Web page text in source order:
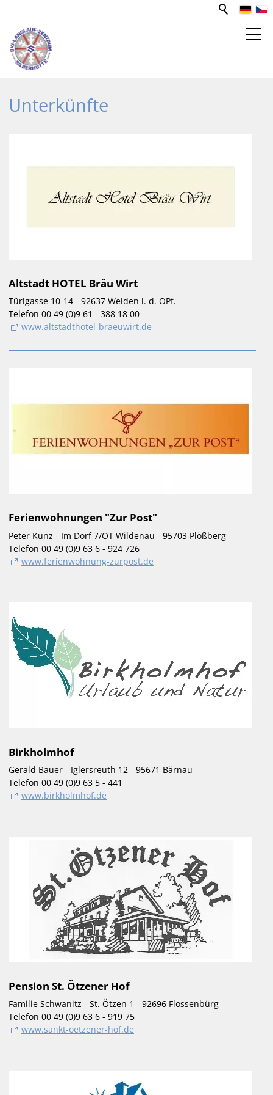
SPORT- UND FREIZEITZENTRUM
Funktionsgebäude
SLZ-App
Mitglied werden
WEBCAM
VERANSTALTUNGEN
SKIVERLEIH / BIATHLON
Unterkünfte
Altstadt HOTEL Bräu Wirt
Türlgasse 10-14 - 92637 Weiden i. d. OPf.
Telefon 00 49 (0)9 61 - 388 18 00
www.altstadthotel-braeuwirt.de
Ferienwohnungen "Zur Post"
Peter Kunz - Im Dorf 7/OT Wildenau - 95703 Plößberg
Telefon 00 49 (0)9 63 6 - 924 726
www.ferienwohnung-zurpost.de
Birkholmhof
Gerald Bauer - Iglersreuth 12 - 95671 Bärnau
Telefon 00 49 (0)9 63 5 - 441
www.birkholmhof.de
Pension St. Ötzener Hof
Familie Schwanitz - St. Ötzen 1 - 92696 Flossenbürg
Telefon 00 49 (0)9 63 6 - 919 75
www.sankt-oetzener-hof.de